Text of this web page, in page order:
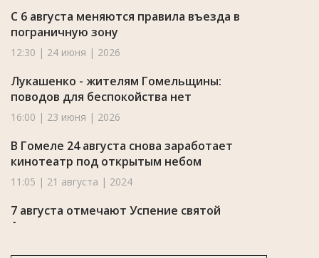
С 6 августа меняются правила въезда в
пограничную зону
12:30 | 24 июня | 2026
Лукашенко - жителям Гомельщины:
поводов для беспокойства нет
16:00 | 23 июня | 2026
В Гомеле 24 августа снова заработает
кинотеатр под открытым небом
11:05 | 21 августа | 2024
7 августа отмечают Успение святой
Анны